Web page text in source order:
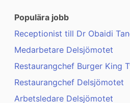
Populära jobb
Receptionist till Dr Obaidi
Medarbetare Delsjömotet
Restaurangchef Burger King
Restaurangchef Delsjömotet
Arbetsledare Delsjömotet